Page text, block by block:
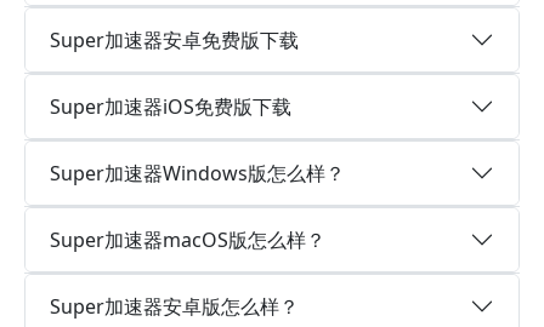
Super加速器安卓免费版下载
Super加速器iOS免费版下载
Super加速器Windows版怎么样？
Super加速器macOS版怎么样？
Super加速器安卓版怎么样？